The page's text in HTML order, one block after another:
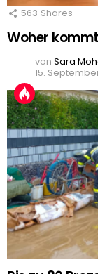
563 Shares
Woher
von Sara
15.